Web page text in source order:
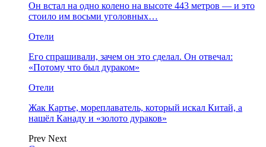
Он встал на одно колено на высоте 443 метров — и это
стоило им восьми уголовных…
Отели
Его спрашивали, зачем он это сделал. Он отвечал:
«Потому что был дураком»
Отели
Жак Картье, мореплаватель, который искал Китай, а
нашёл Канаду и «золото дураков»
Prev Next